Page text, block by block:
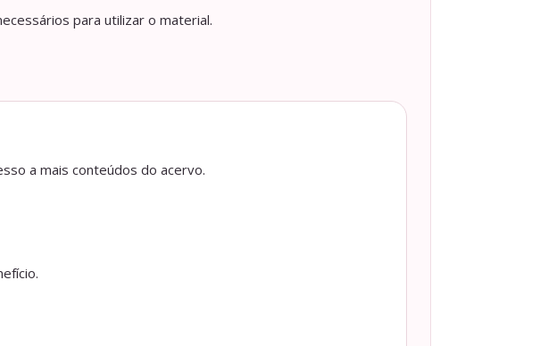
para utilizar o material.
a mais conteúdos do acervo.